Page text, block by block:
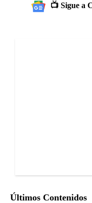
📺 Sigue a
Últimos Contenidos